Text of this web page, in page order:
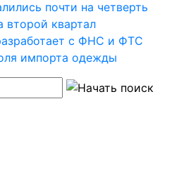
почти на четверть
второй квартал
с ФНС и ФТС
импорта одежды